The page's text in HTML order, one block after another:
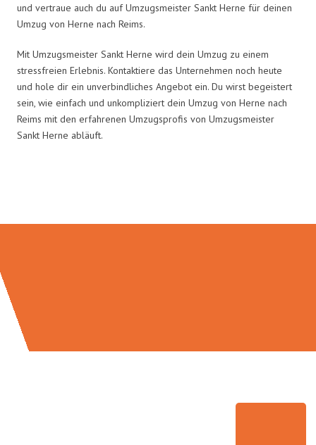
und vertraue auch du auf Umzugsmeister Sankt Herne für deinen
Umzug von Herne nach Reims.
Mit Umzugsmeister Sankt Herne wird dein Umzug zu einem
stressfreien Erlebnis. Kontaktiere das Unternehmen noch heute
und hole dir ein unverbindliches Angebot ein. Du wirst begeistert
sein, wie einfach und unkompliziert dein Umzug von Herne nach
Reims mit den erfahrenen Umzugsprofis von Umzugsmeister
Sankt Herne abläuft.